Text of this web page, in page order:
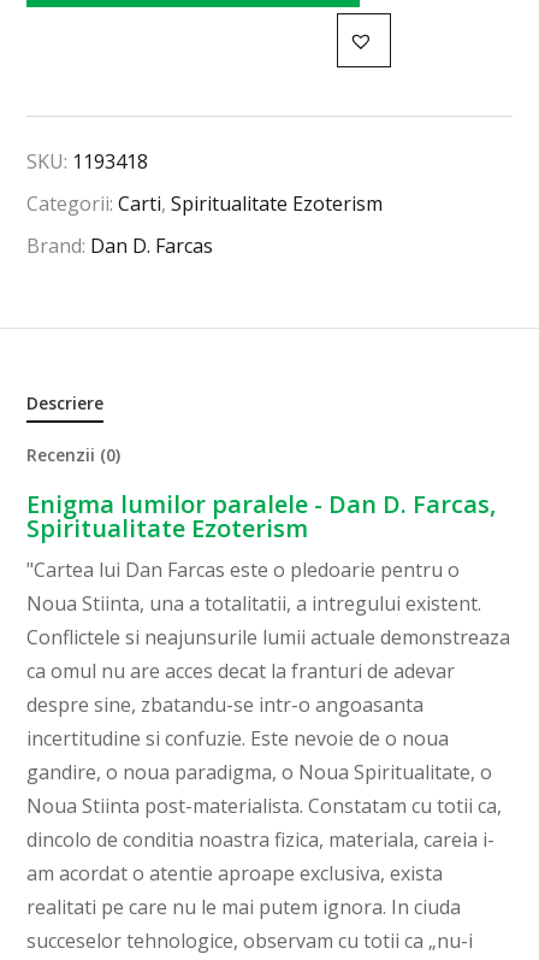
SKU: 1193418
Categorii:Carti,Spiritualitate Ezoterism
Brand: Dan D. Farcas
Descriere
Recenzii (0)
Enigma lumilor paralele - Dan D. Farcas,
Spiritualitate Ezoterism
"Cartea lui Dan Farcas este o pledoarie pentru o
Noua Stiinta, una a totalitatii, a intregului existent.
Conflictele si neajunsurile lumii actuale demonstreaza
ca omul nu are acces decat la franturi de adevar
despre sine, zbatandu-se intr-o angoasanta
incertitudine si confuzie. Este nevoie de o noua
gandire, o noua paradigma, o Noua Spiritualitate, o
Noua Stiinta post-materialista. Constatam cu totii ca,
dincolo de conditia noastra fizica, materiala, careia i-
am acordat o atentie aproape exclusiva, exista
realitati pe care nu le mai putem ignora. In ciuda
succeselor tehnologice, observam cu totii ca „nu-i